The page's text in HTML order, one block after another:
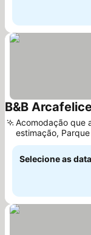
B&B
Acomodação que
estimação,
Selecione as